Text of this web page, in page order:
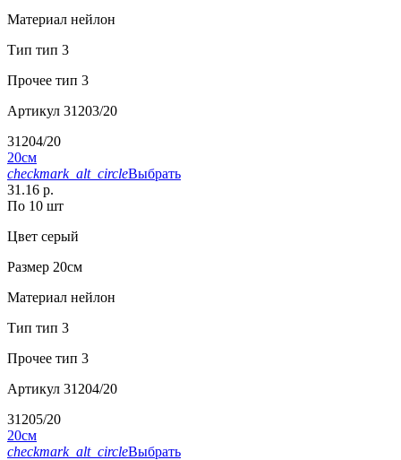
Материал нейлон
Тип тип 3
Прочее тип 3
Артикул 31203/20
31204/20
20см
checkmark_alt_circleВыбрать
31.16 р.
По 10 шт
Цвет серый
Размер 20см
Материал нейлон
Тип тип 3
Прочее тип 3
Артикул 31204/20
31205/20
20см
checkmark_alt_circleВыбрать